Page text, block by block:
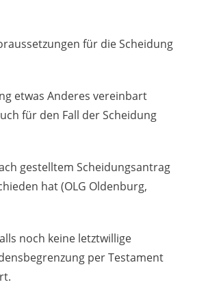
für die Scheidung
etwas Anderes vereinbart
für den Fall der Scheidung
gestelltem Scheidungsantrag
hat (OLG Oldenburg,
noch keine letztwillige
per Testament